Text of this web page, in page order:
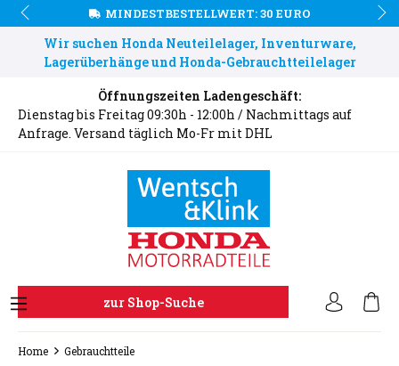
MINDESTBESTELLWERT: 30 EURO
Wir suchen Honda Neuteilelager, Inventurware,
Lagerüberhänge und Honda-Gebrauchtteilelager
Öffnungszeiten Ladengeschäft:
Dienstag bis Freitag 09:30h - 12:00h / Nachmittags auf
Anfrage. Versand täglich Mo-Fr mit DHL
zur Shop-Suche
Home Gebrauchtteile